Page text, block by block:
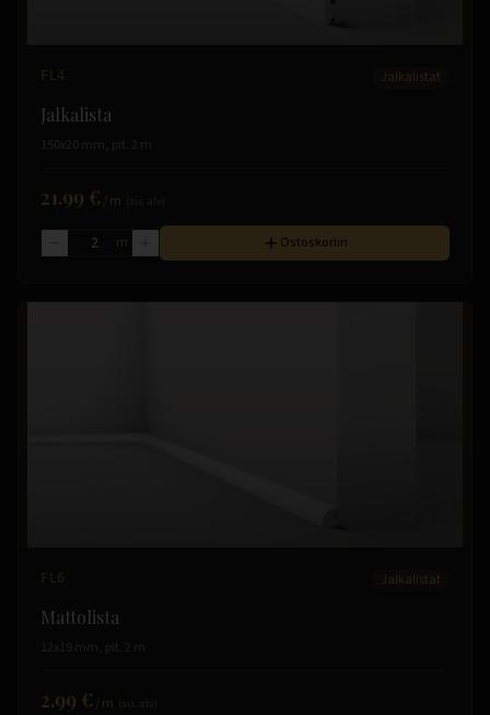
FL4 Jalkalistat
Jalkalista
150x20 mm, pit. 2 m
21.99 € /m
m Ostoskoriin
FL6 Jalkalistat
Mattolista
12x19 mm, pit. 2 m
2.99 € /m